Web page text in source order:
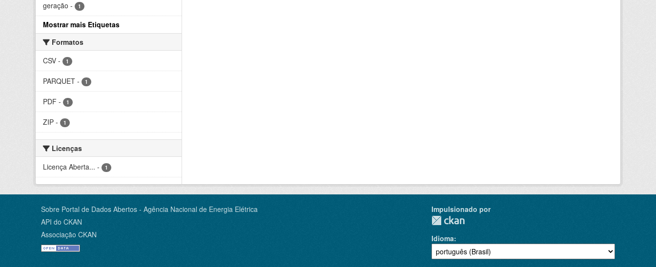
geração - 1
Mostrar mais Etiquetas
Formatos
CSV - 1
PARQUET - 1
PDF - 1
ZIP - 1
Licenças
Licença Aberta... - 1
Sobre Portal de Dados Abertos - Agência Nacional de Energia Elétrica
API do CKAN
Associação CKAN
Impulsionado por
Idioma